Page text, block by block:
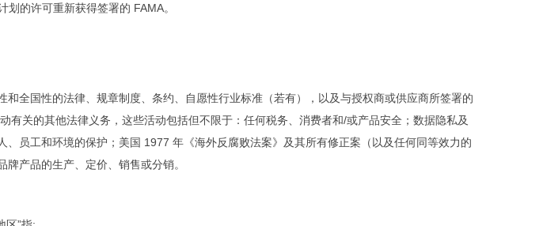
的许可重新获得签署的 FAMA。
和全国性的法律、规章制度、条约、自愿性行业标准（若有），以及与授权商或供应商所签署的
有关的其他法律义务，这些活动包括但不限于：任何税务、消费者和/或产品安全；数据隐私及
、员工和环境的保护；美国 1977 年《海外反腐败法案》及其所有修正案（以及任何同等效力的
产品的生产、定价、销售或分销。